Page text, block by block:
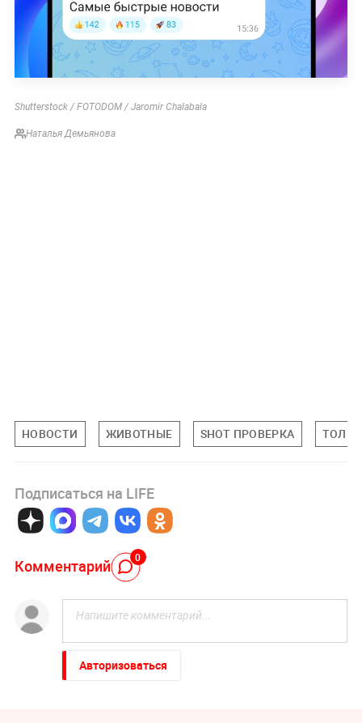
Shutterstock / FOTODOM / Jaromir Chalabala
Наталья Демьянова
НОВОСТИ ЖИВОТНЫЕ SHOT ПРОВЕРКА
Подписаться на LIFE
Комментарий 0
Авторизоваться